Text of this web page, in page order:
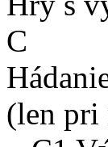
C
(len pri